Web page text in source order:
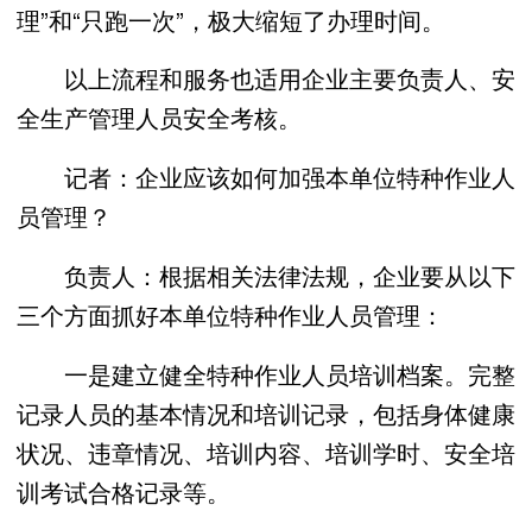
理”和“只跑一次”，极大缩短了办理时间。
以上流程和服务也适用企业主要负责人、安
全生产管理人员安全考核。
记者：企业应该如何加强本单位特种作业人
员管理？
负责人：根据相关法律法规，企业要从以下
三个方面抓好本单位特种作业人员管理：
一是建立健全特种作业人员培训档案。完整
记录人员的基本情况和培训记录，包括身体健康
状况、违章情况、培训内容、培训学时、安全培
训考试合格记录等。